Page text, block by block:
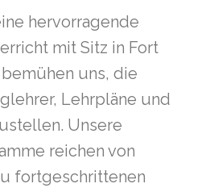
hervorragende
mit Sitz in Fort
uns, die
Lehrpläne und
Unsere
reichen von
fortgeschrittenen